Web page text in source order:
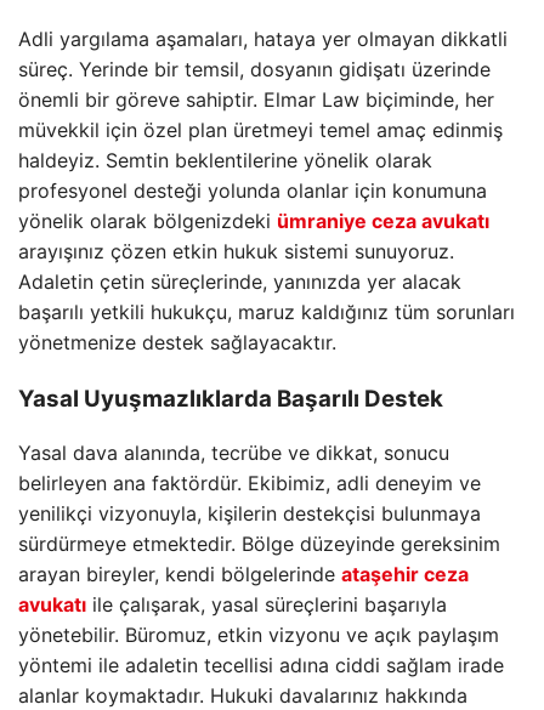
Adli yargılama aşamaları, hataya yer olmayan dikkatli
süreç. Yerinde bir temsil, dosyanın gidişatı üzerinde
önemli bir göreve sahiptir. Elmar Law biçiminde, her
müvekkil için özel plan üretmeyi temel amaç edinmiş
haldeyiz. Semtin beklentilerine yönelik olarak
profesyonel desteği yolunda olanlar için konumuna
yönelik olarak bölgenizdeki ümraniye ceza avukatı
arayışınız çözen etkin hukuk sistemi sunuyoruz.
Adaletin çetin süreçlerinde, yanınızda yer alacak
başarılı yetkili hukukçu, maruz kaldığınız tüm sorunları
yönetmenize destek sağlayacaktır.
Yasal Uyuşmazlıklarda Başarılı Destek
Yasal dava alanında, tecrübe ve dikkat, sonucu
belirleyen ana faktördür. Ekibimiz, adli deneyim ve
yenilikçi vizyonuyla, kişilerin destekçisi bulunmaya
sürdürmeye etmektedir. Bölge düzeyinde gereksinim
arayan bireyler, kendi bölgelerinde ataşehir ceza
avukatı ile çalışarak, yasal süreçlerini başarıyla
yönetebilir. Büromuz, etkin vizyonu ve açık paylaşım
yöntemi ile adaletin tecellisi adına ciddi sağlam irade
alanlar koymaktadır. Hukuki davalarınız hakkında